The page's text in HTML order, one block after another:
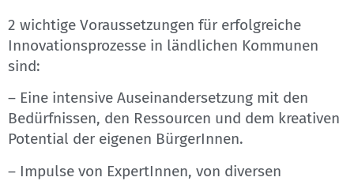
2 wichtige Voraussetzungen für erfolgreiche
Innovationsprozesse in ländlichen Kommunen
sind:
– Eine intensive Auseinandersetzung mit den
Bedürfnissen, den Ressourcen und dem kreativen
Potential der eigenen BürgerInnen.
– Impulse von ExpertInnen, von diversen